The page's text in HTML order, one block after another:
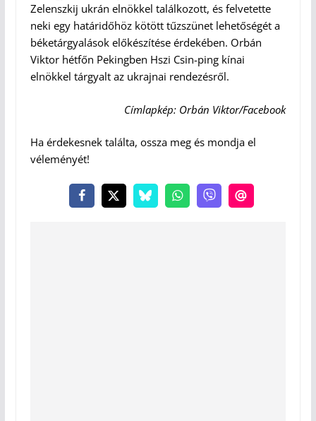
Zelenszkij ukrán elnökkel találkozott, és felvetette
neki egy határidőhöz kötött tűzszünet lehetőségét a
béketárgyalások előkészítése érdekében. Orbán
Viktor hétfőn Pekingben Hszi Csin-ping kínai
elnökkel tárgyalt az ukrajnai rendezésről.
Címlapkép: Orbán Viktor/Facebook
Ha érdekesnek találta, ossza meg és mondja el
véleményét!